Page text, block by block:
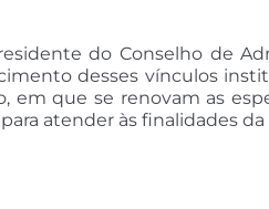
do Conselho de
desses vínculos
que se renovam as
atender às finalidades da